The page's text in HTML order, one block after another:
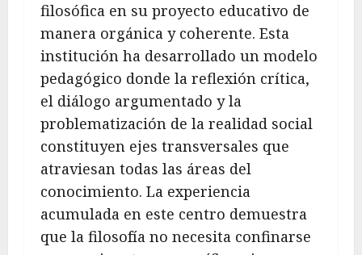
filosófica en su proyecto educativo de
manera orgánica y coherente. Esta
institución ha desarrollado un modelo
pedagógico donde la reflexión crítica,
el diálogo argumentado y la
problematización de la realidad social
constituyen ejes transversales que
atraviesan todas las áreas del
conocimiento. La experiencia
acumulada en este centro demuestra
que la filosofía no necesita confinarse